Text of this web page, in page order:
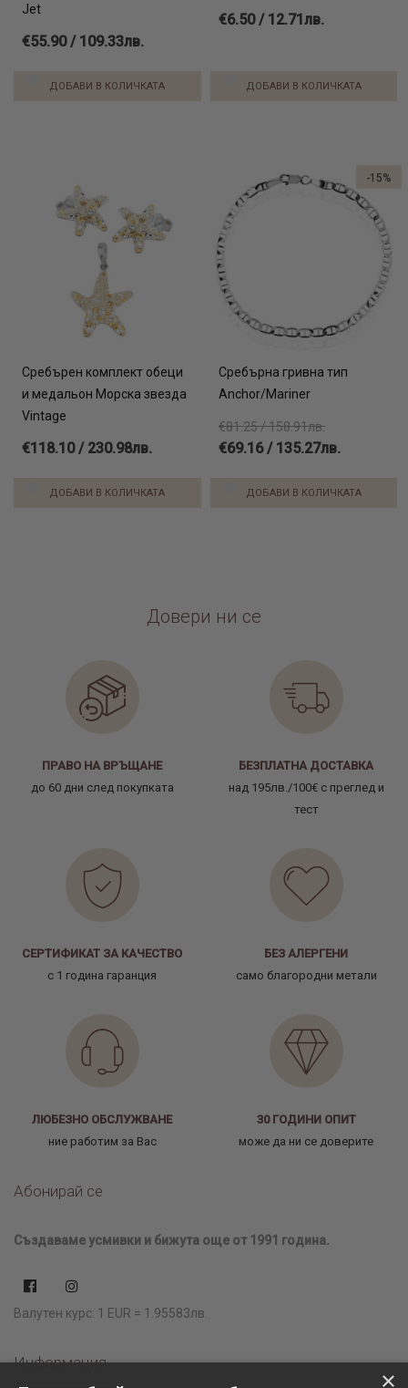
Jet
€55.90 / 109.33лв.
ДОБАВИ В КОЛИЧКАТА
€6.50 / 12.71лв.
ДОБАВИ В КОЛИЧКАТА
Сребърен комплект обеци
и медальон Морска звезда
Vintage
€118.10 / 230.98лв.
ДОБАВИ В КОЛИЧКАТА
Сребърна гривна тип
Anchor/Mariner
€81.25 / 158.91лв.
€69.16 / 135.27лв.
ДОБАВИ В КОЛИЧКАТА
-15%
Довери ни се
ПРАВО НА ВРЪЩАНЕ
до 60 дни след покупката
БЕЗПЛАТНА ДОСТАВКА
над 195лв./100€ с преглед и
тест
СЕРТИФИКАТ ЗА КАЧЕСТВО
с 1 година гаранция
БЕЗ АЛЕРГЕНИ
само благородни метали
ЛЮБЕЗНО ОБСЛУЖВАНЕ
ние работим за Вас
30 ГОДИНИ ОПИТ
може да ни се доверите
Абонирай се
Създаваме усмивки и бижута още от 1991 година.
Валутен курс: 1 EUR = 1.95583лв.
Информация
×